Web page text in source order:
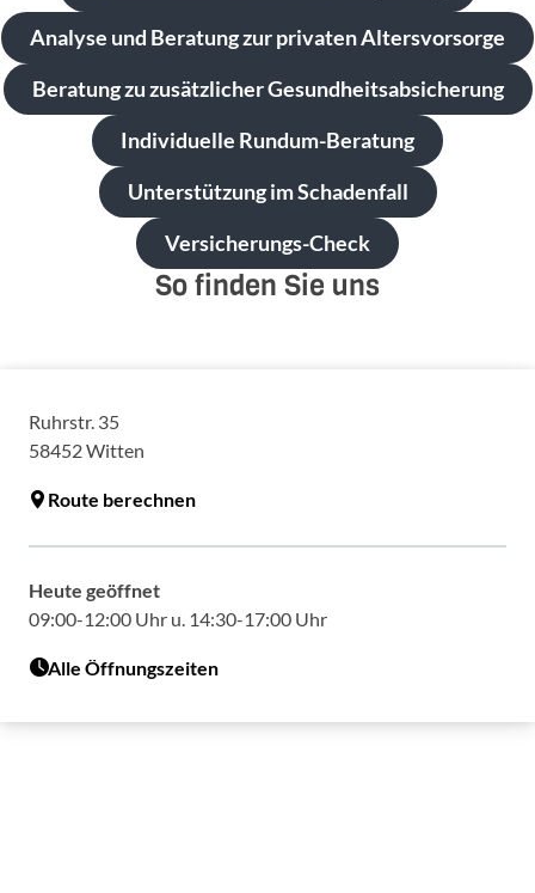
Analyse und Beratung zur privaten Altersvorsorge
Beratung zu zusätzlicher Gesundheitsabsicherung
Individuelle Rundum-Beratung
Unterstützung im Schadenfall
Versicherungs-Check
So finden Sie uns
Ruhrstr. 35
58452Witten
Route berechnen
Heute geöffnet
09:00-12:00 Uhr u. 14:30-17:00 Uhr
Alle Öffnungszeiten